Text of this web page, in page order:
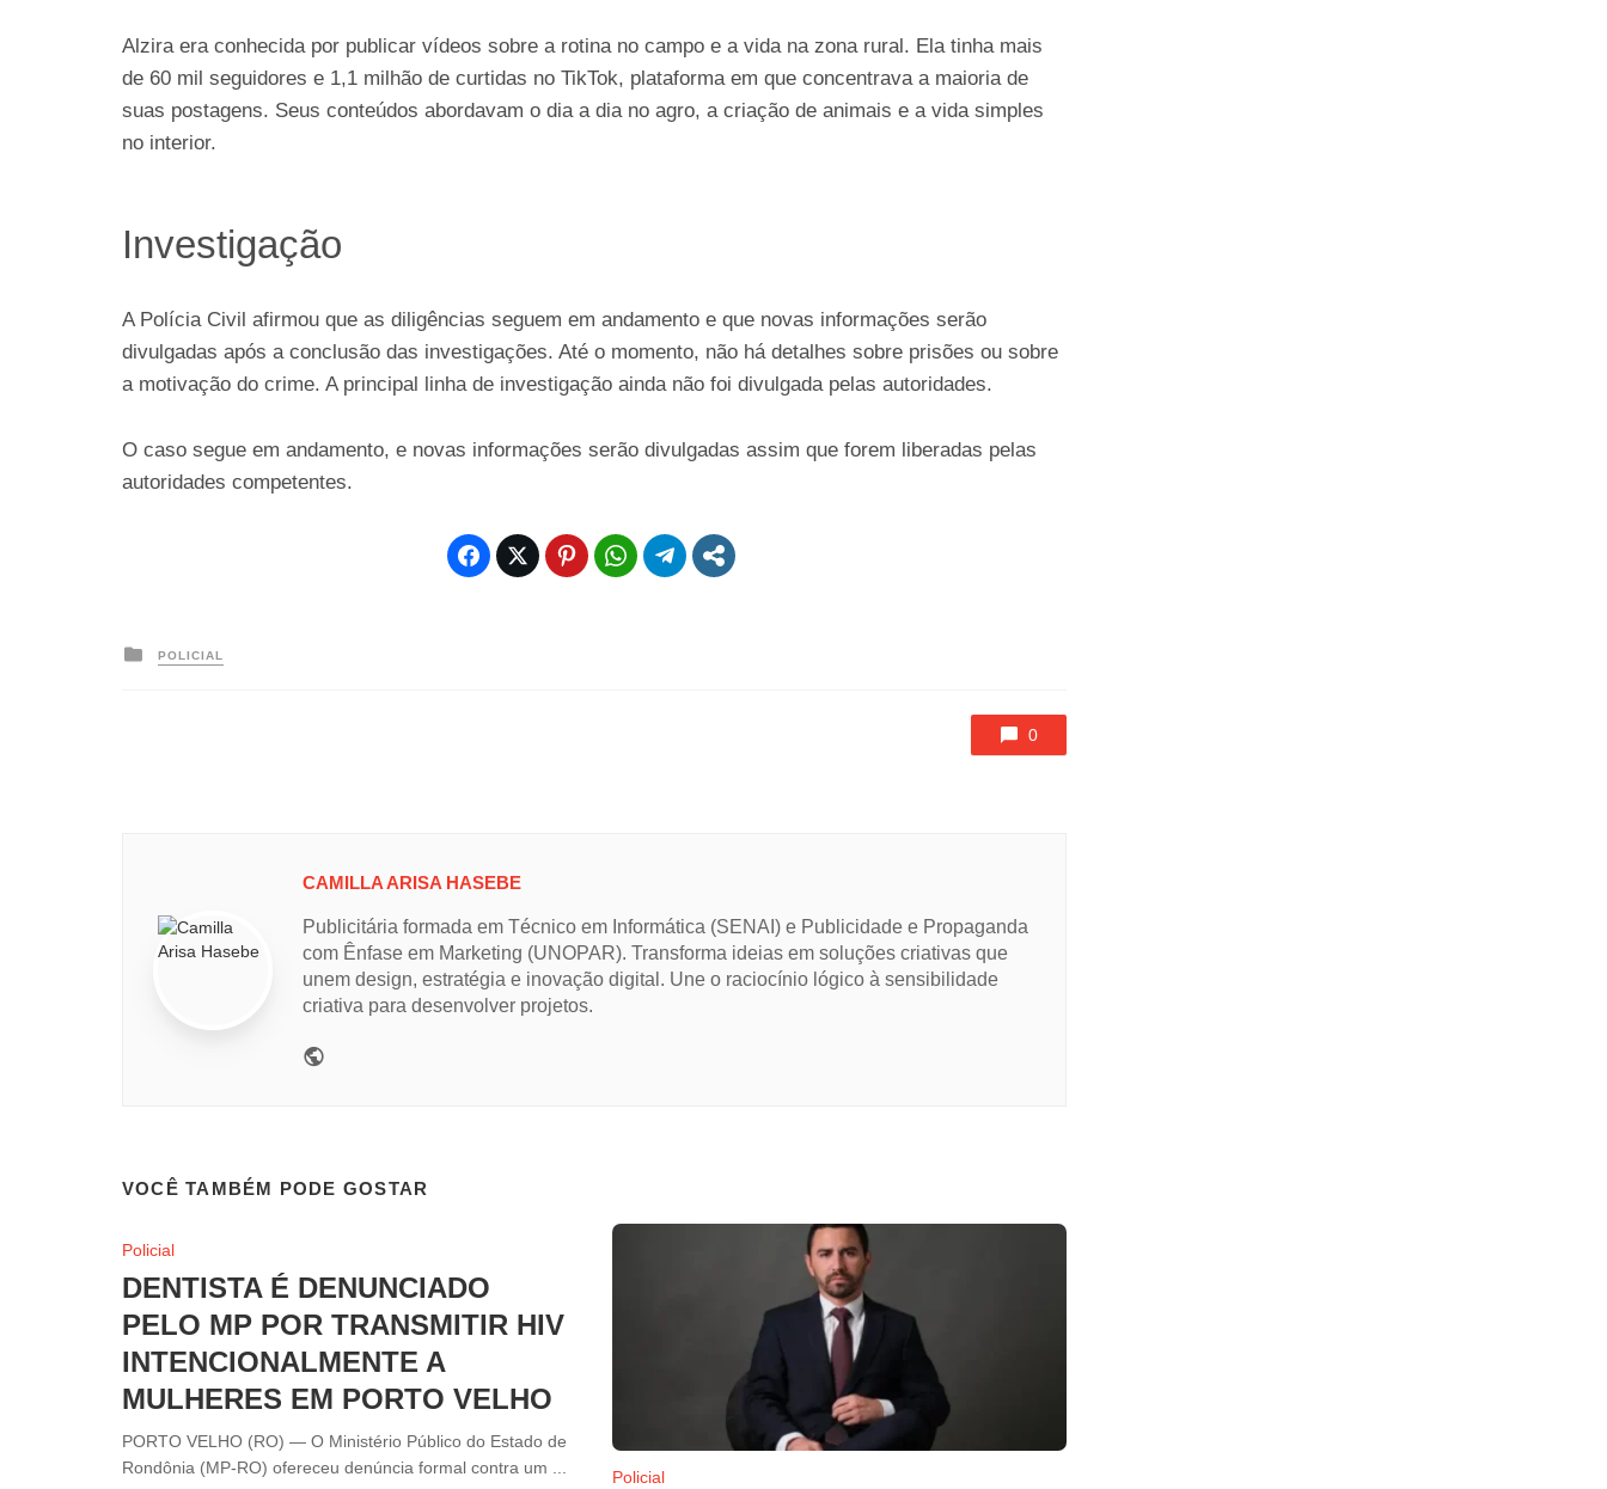
Alzira era conhecida por publicar vídeos sobre a rotina no campo e a vida na zona rural. Ela tinha mais
de 60 mil seguidores e 1,1 milhão de curtidas no TikTok, plataforma em que concentrava a maioria de
suas postagens. Seus conteúdos abordavam o dia a dia no agro, a criação de animais e a vida simples
no interior.
Investigação
A Polícia Civil afirmou que as diligências seguem em andamento e que novas informações serão
divulgadas após a conclusão das investigações. Até o momento, não há detalhes sobre prisões ou sobre
a motivação do crime. A principal linha de investigação ainda não foi divulgada pelas autoridades.
O caso segue em andamento, e novas informações serão divulgadas assim que forem liberadas pelas
autoridades competentes.
Posted
in
POLICIAL
0
CAMILLA ARISA HASEBE
Publicitária formada em Técnico em Informática (SENAI) e Publicidade e Propaganda
com Ênfase em Marketing (UNOPAR). Transforma ideias em soluções criativas que
unem design, estratégia e inovação digital. Une o raciocínio lógico à sensibilidade
criativa para desenvolver projetos.
VOCÊ TAMBÉM PODE GOSTAR
Policial
DENTISTA É DENUNCIADO
PELO MP POR TRANSMITIR HIV
INTENCIONALMENTE A
MULHERES EM PORTO VELHO
PORTO VELHO (RO) — O Ministério Público do Estado de
Rondônia (MP-RO) ofereceu denúncia formal contra um ...
Policial